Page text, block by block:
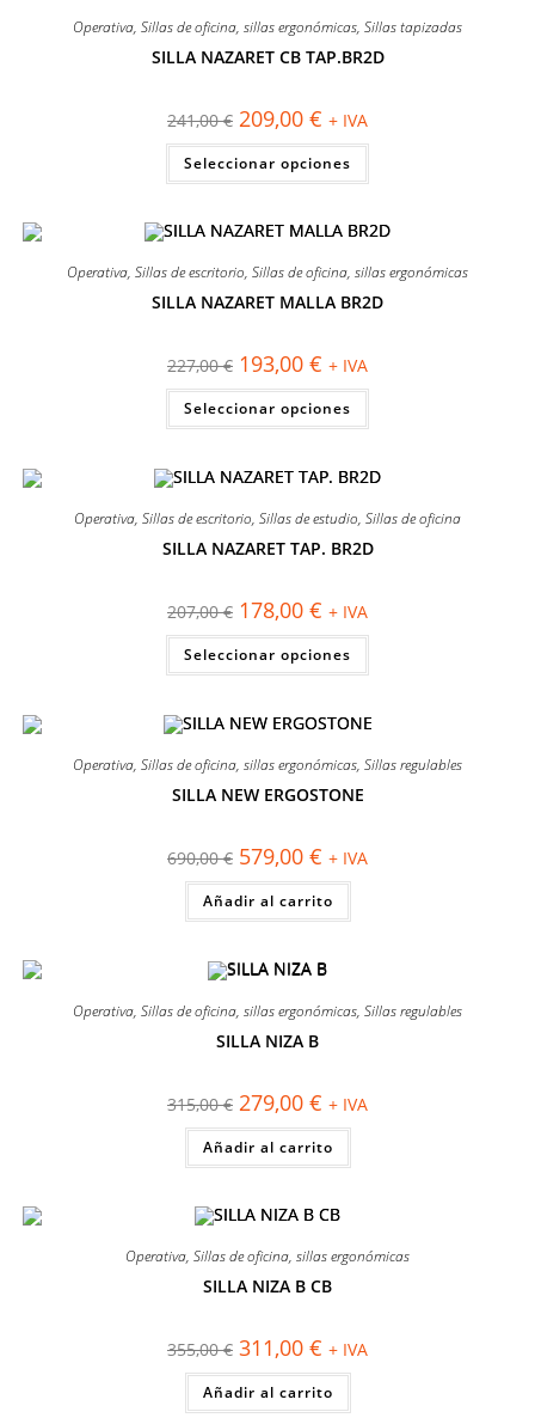
se
pueden
elegir
en
producto
Operativa, Sillas de oficina, sillas ergonómicas, Sillas tapizadas
SILLA NAZARET CB TAP.BR2D
241,00€ El
precio
original
era:
241,00 €.
209,00 € El
precio
actual
es:
209,00 €.
+ IVA
Seleccionar opciones
Este
tiene
Las
se
pueden
elegir
producto
Operativa, Sillas de escritorio, Sillas de oficina, sillas ergonómicas
SILLA NAZARET MALLA BR2D
227,00€ El
precio
original
era:
227,00 €.
193,00 € El
precio
actual
es:
193,00 €.
+ IVA
Seleccionar opciones
Este
tiene
Las
se
pueden
elegir
producto
Operativa, Sillas de escritorio, Sillas de estudio, Sillas de oficina
SILLA NAZARET TAP. BR2D
207,00€ El
precio
original
era:
207,00 €.
178,00 € El
precio
actual
es:
178,00 €.
+ IVA
Seleccionar opciones
Este
tiene
Las
se
pueden
Operativa, Sillas de oficina, sillas ergonómicas, Sillas regulables
SILLA NEW ERGOSTONE
690,00€ El
precio
original
era:
690,00 €.
579,00 € El
precio
actual
es:
579,00 €.
+ IVA
Añadir al carrito
Operativa, Sillas de oficina, sillas ergonómicas, Sillas regulables
SILLA NIZA B
315,00€ El
precio
original
era:
315,00 €.
279,00 € El
precio
actual
es:
279,00 €.
+ IVA
Añadir al carrito
Operativa, Sillas de oficina, sillas ergonómicas
SILLA NIZA B CB
355,00€ El
precio
original
era:
355,00 €.
311,00 € El
precio
actual
es:
311,00 €.
+ IVA
Añadir al carrito